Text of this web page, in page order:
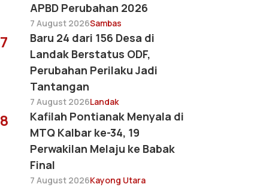
APBD Perubahan 2026
7 August 2026Sambas
7
Baru 24 dari 156 Desa di
Landak Berstatus ODF,
Perubahan Perilaku Jadi
Tantangan
7 August 2026Landak
8
Kafilah Pontianak Menyala di
MTQ Kalbar ke-34, 19
Perwakilan Melaju ke Babak
Final
7 August 2026Kayong Utara